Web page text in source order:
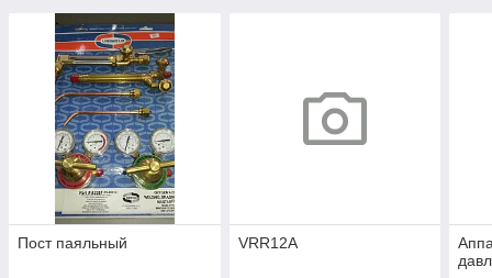
Пост паяльный VRR12A